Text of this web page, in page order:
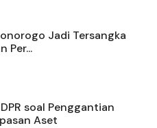
Jadi Tersangka
Per...
soal Penggantian
Aset